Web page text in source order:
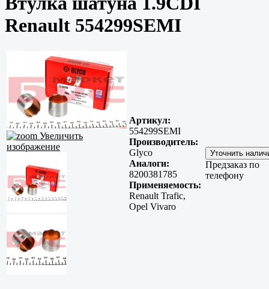
Renault 554299SEMI
Увеличить
изображение
Артикул:
554299SEMI
Производитель:
Glyco
Аналоги:
8200381785
Применяемость:
Renault Trafic,
Opel Vivaro
Предзаказ по
телефону